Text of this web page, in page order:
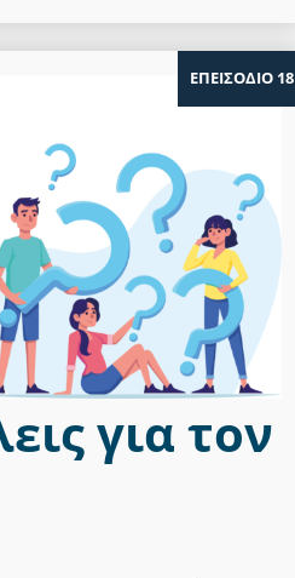
ΕΠΕΙΣΟΔΙΟ 18
για τον